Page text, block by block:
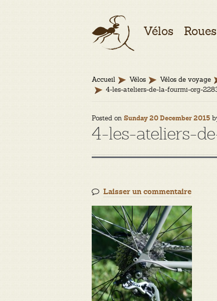
Aller
Aller
au
Vélos Roues
Accueil Vélos Vélos de voyage
4-les-ateliers-de-la-fourmi-org-
Posted onSunday 20 December 2015
4-les-ateliers-
Laisser un commentaire